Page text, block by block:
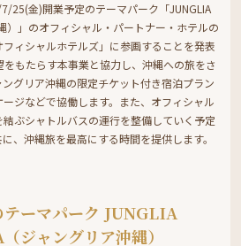
25(金)開業予定のテーマパーク「JUNGLIA
）」のオフィシャル・パートナー・ホテルの
ィシャルホテルズ」に参画することを発表
もたらす本事業と協力し、沖縄への旅をさ
グリア沖縄の限定チケット付き宿泊プラン
ジなどで協働します。また、オフィシャル
ぶシャトルバスの運行を整備していく予定
、沖縄旅を最高にする時間を提供します。
テーマパーク JUNGLIA
ジャングリア沖縄）